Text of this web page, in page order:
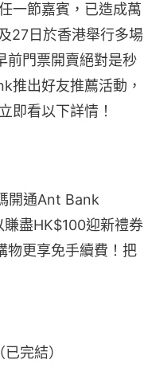
一節嘉賓，已造成萬
27日於香港舉行多場
前門票開賣絕對是秒
推出好友推薦活動，
即看以下詳情！
開通Ant Bank
盡HK$100迎新禮券
物更享免手續費！把
完結）